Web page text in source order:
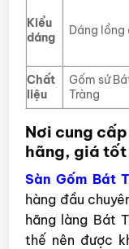
Kiểu
dáng
Dáng lồng
Chất
liệu
Gốm sứ
Tràng
Nơi cung
hãng, giá tốt
Sàn Gốm Bát
hàng đầu
hãng làng Bát
thế nên được